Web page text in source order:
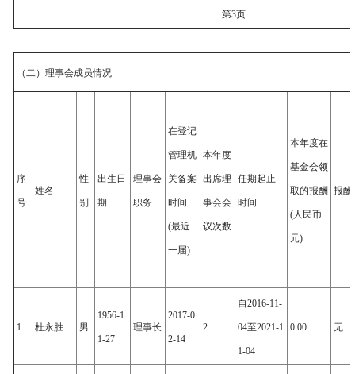
第3页
（二）理事会成员情况
序
号
姓名
性
别
出生日
期
理事会
职务
在登记
管理机
关备案
时间
(最近
一届)
本年度
出席理
事会会
议次数
任期起止
时间
本年度在
基金会领
取的报酬
(人民币
元)
报酬
1 杜永胜 男
1956-1
1-27
理事长
2017-0
2-14
2
自2016-11-
04至2021-1
1-04
0.00 无